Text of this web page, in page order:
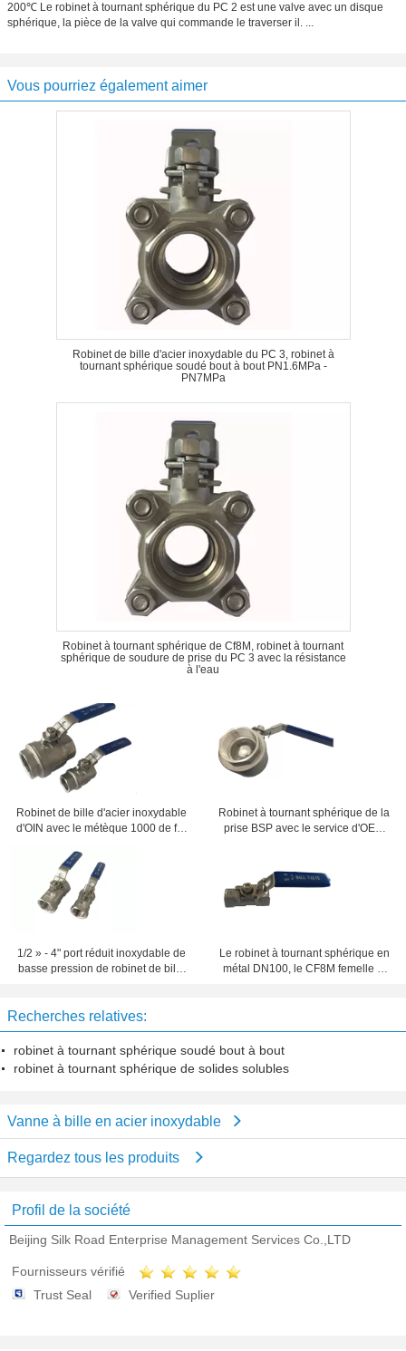
200℃ Le robinet à tournant sphérique du PC 2 est une valve avec un disque
sphérique, la pièce de la valve qui commande le traverser il. ...
Vous pourriez également aimer
Robinet de bille d'acier inoxydable du PC 3, robinet à
tournant sphérique soudé bout à bout PN1.6MPa -
PN7MPa
Robinet à tournant sphérique de Cf8M, robinet à tournant
sphérique de soudure de prise du PC 3 avec la résistance
à l'eau
Robinet de bille d'acier inoxydable
d'OIN avec le métèque 1000 de fin
Robinet à tournant sphérique de la
prise BSP avec le service d'OEM
1/2 » - 4" port réduit inoxydable de
basse pression de robinet de bille
Le robinet à tournant sphérique en
métal DN100, le CF8M femelle et
Recherches relatives:
robinet à tournant sphérique soudé bout à bout
robinet à tournant sphérique de solides solubles
Vanne à bille en acier inoxydable
Regardez tous les produits
Profil de la société
Beijing Silk Road Enterprise Management Services Co.,LTD
Fournisseurs vérifié
Trust Seal
Verified Suplier